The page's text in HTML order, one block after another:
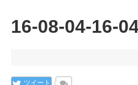
16-08-04-16-
ツイート